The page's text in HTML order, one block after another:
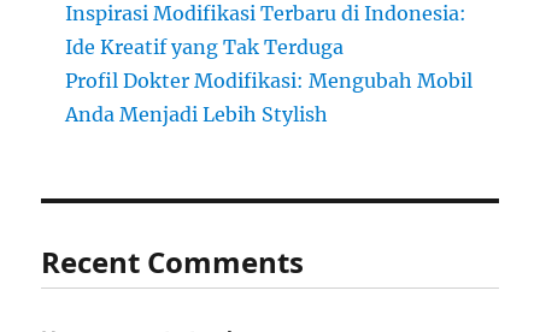
Inspirasi Modifikasi Terbaru di Indonesia:
Ide Kreatif yang Tak Terduga
Profil Dokter Modifikasi: Mengubah Mobil
Anda Menjadi Lebih Stylish
Recent Comments